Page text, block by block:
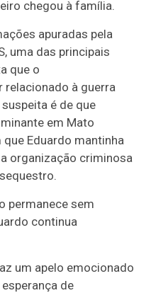
chegou à família.
apuradas pela
uma das principais
que o
relacionado à guerra
é de que
em Mato
Eduardo mantinha
organização criminosa
permanece sem
continua
um apelo emocionado
de